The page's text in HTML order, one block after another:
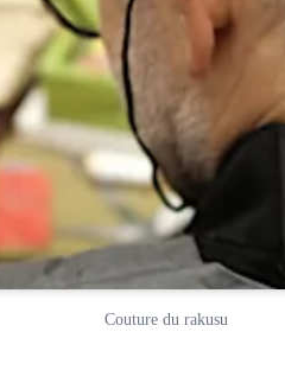
Couture du rakusu